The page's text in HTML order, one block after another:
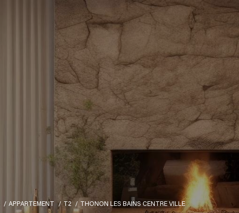
APPARTEMENT T2 THONON LES BAINS CENTRE VILLE